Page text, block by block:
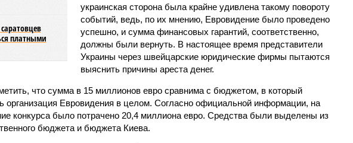
платными
украинская сторона была крайне удивлена такому повороту
событий, ведь, по их мнению, Евровидение было проведено
успешно, и сумма финансовых гарантий, соответственно,
должны были вернуть. В настоящее время представители
Украины через швейцарские юридические фирмы пытаются
выяснить причины ареста денег.
что сумма в 15 миллионов евро сравнима с бюджетом, в который
организация Евровидения в целом. Согласно официальной информации, на
конкурса было потрачено 20,4 миллиона евро. Средства были выделены из
бюджета и бюджета Киева.